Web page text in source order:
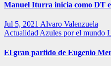
Manuel Iturra inicia como DT
Jul 5, 2021 Alvaro Valenzuela
Actualidad Azules por el mundo
El gran partido de Eugenio